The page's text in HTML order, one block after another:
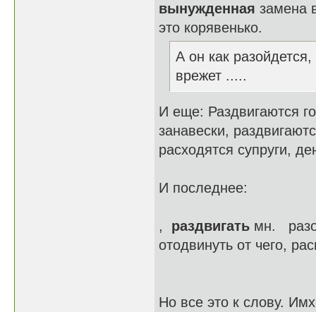
вынужденная замена
это корявенько.
А он как
врежет .....
И еще: Раздвигаются
занавески,
расходятся супруги,
И последнее:
, раздвигать мн.
отодвинуть от чего,
Но все это к слову.